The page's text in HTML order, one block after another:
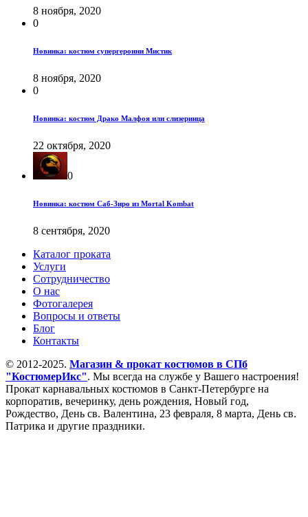
8 ноября, 2020
0
Новинка: костюм супергероини Мистик
8 ноября, 2020
0
Новинка: костюм Драко Малфоя или слизеринца
22 октября, 2020
0
Новинка: костюм Саб-Зиро из Mortal Kombat
8 сентября, 2020
Каталог проката
Услуги
Сотрудничество
О нас
Фотогалерея
Вопросы и ответы
Блог
Контакты
© 2012-2025. Магазин & прокат костюмов в СПб
"КостюмерИкс". Мы всегда на службе у Вашего настроения!
Прокат карнавальных костюмов в Санкт-Петербурге на
корпоратив, вечеринку, день рождения, Новый год,
Рождество, День св. Валентина, 23 февраля, 8 марта, День св.
Патрика и другие праздники.